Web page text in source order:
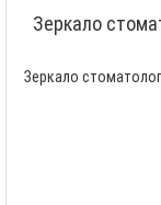
Зеркало
Зеркало